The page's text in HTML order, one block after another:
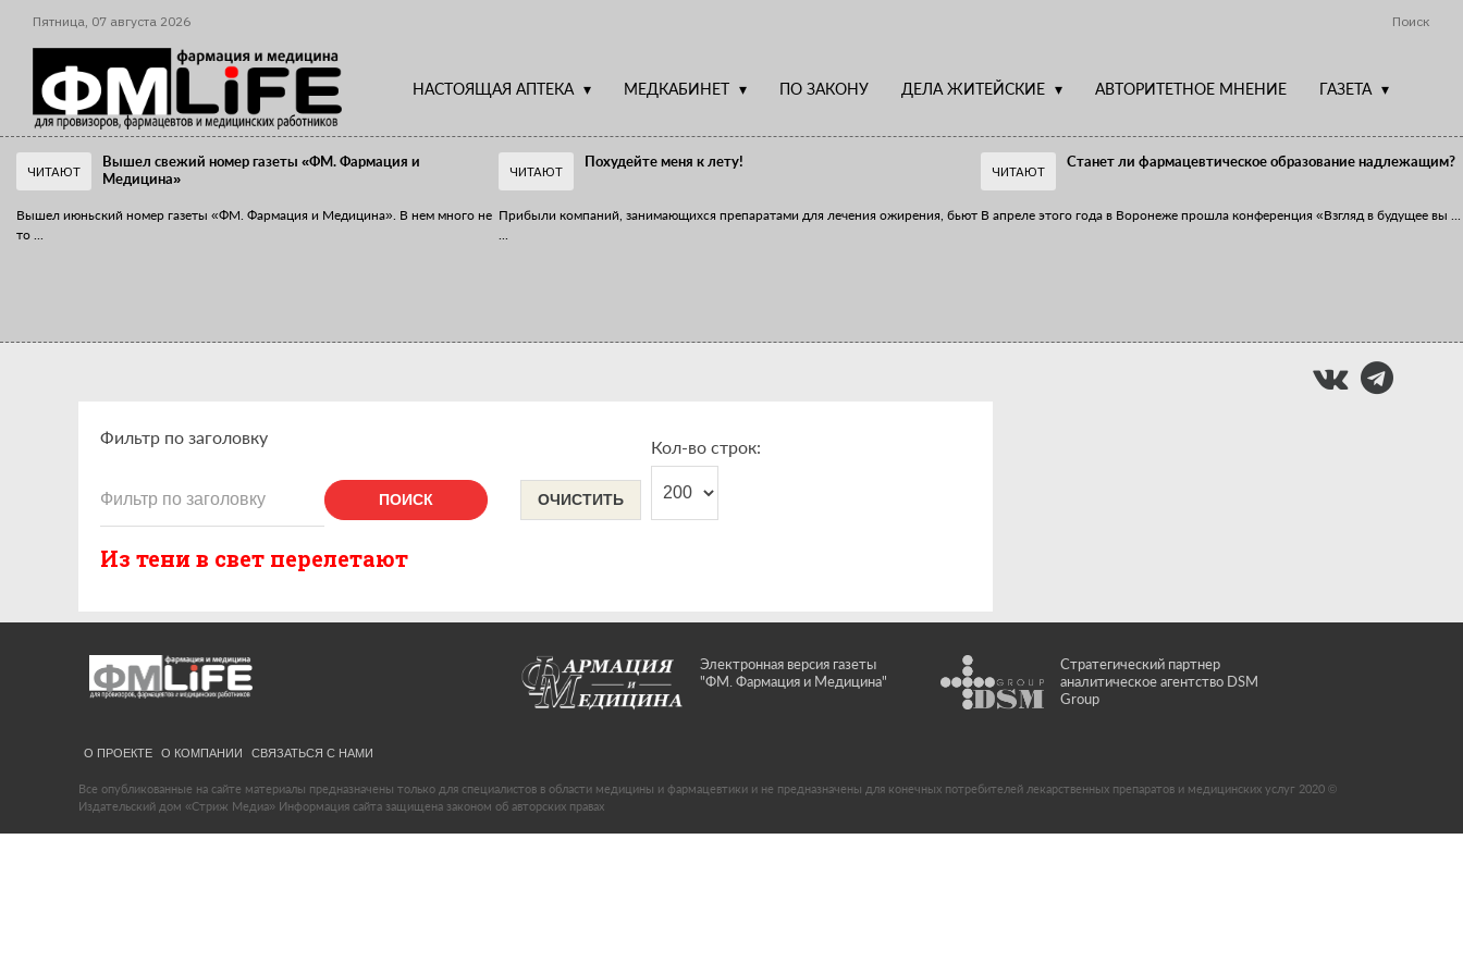
Пятница, 07 августа 2026 Поиск
НАСТОЯЩАЯ АПТЕКА МЕДКАБИНЕТ ПО ЗАКОНУ ДЕЛА ЖИТЕЙСКИЕ АВТОРИТЕТНОЕ МНЕНИЕ ГАЗЕТА
ЧИТАЮТ
Вышел свежий номер газеты «ФМ. Фармация и
Медицина»
Вышел июньский номер газеты «ФМ. Фармация и Медицина». В нем много не
то
ЧИТАЮТ
Похудейте меня к лету!
Прибыли компаний, занимающихся препаратами для лечения ожирения, бьют
ЧИТАЮТ
Станет ли фармацевтическое образование надлежащим?
В апреле этого года в Воронеже прошла конференция «Взгляд в будущее вы
Фильтр по заголовку
ПОИСК ОЧИСТИТЬ
Кол-во строк:
Из тени в свет перелетают
Электронная версия газеты
"ФМ. Фармация и Медицина"
Стратегический партнер
аналитическое агентство DSM
Group
О ПРОЕКТЕ О КОМПАНИИ СВЯЗАТЬСЯ С НАМИ
Все опубликованные на сайте материалы предназначены только для специалистов в области медицины и фармацевтики и не предназначены для конечных потребителей лекарственных препаратов и медицинских услуг 2020 ©
Издательский дом «Стриж Медиа» Информация сайта защищена законом об авторских правах